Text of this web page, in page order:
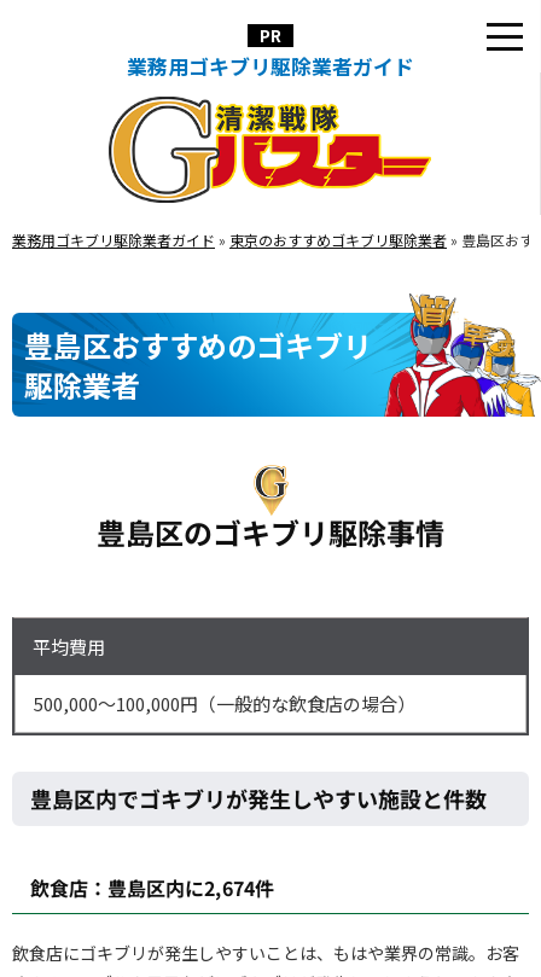
業務用ゴキブリ駆除業者ガイド
業務用ゴキブリ駆除業者ガイド » 東京のおすすめゴキブリ駆除業者 » 豊島区おす
豊島区おすすめのゴキブリ
駆除業者
豊島区のゴキブリ駆除事情
平均費用
500,000～100,000円（一般的な飲食店の場合）
豊島区内でゴキブリが発生しやすい施設と件数
飲食店：豊島区内に2,674件
飲食店にゴキブリが発生しやすいことは、もはや業界の常識。お客